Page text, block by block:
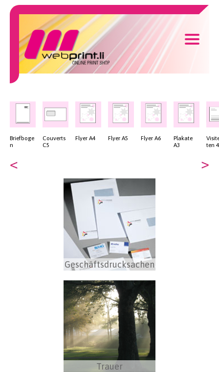
Briefboge
n
Couverts
C5
Flyer A4 Flyer A5 Flyer A6
Plakate
A3
ten
Geschäftsdrucksachen
Trauer